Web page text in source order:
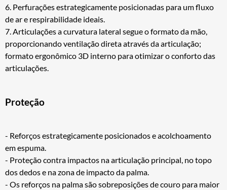
6. Perfurações estrategicamente posicionadas para um fluxo
de ar e respirabilidade ideais.
7. Articulações a curvatura lateral segue o formato da mão,
proporcionando ventilação direta através da articulação;
formato ergonômico 3D interno para otimizar o conforto das
articulações.
Proteção
- Reforços estrategicamente posicionados e acolchoamento
em espuma.
- Proteção contra impactos na articulação principal, no topo
dos dedos e na zona de impacto da palma.
- Os reforços na palma são sobreposições de couro para maior